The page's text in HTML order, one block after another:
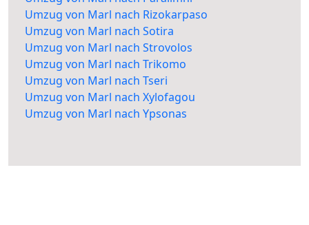
Umzug von Marl nach Rizokarpaso
Umzug von Marl nach Sotira
Umzug von Marl nach Strovolos
Umzug von Marl nach Trikomo
Umzug von Marl nach Tseri
Umzug von Marl nach Xylofagou
Umzug von Marl nach Ypsonas